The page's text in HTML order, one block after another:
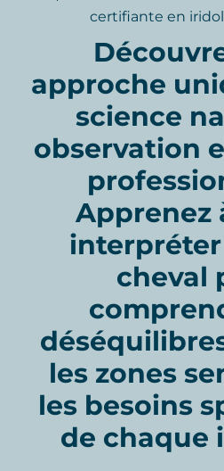
certifiante en
approche
science
observation
Apprenez
interpréter
cheval
les zones
les besoins
de chaque